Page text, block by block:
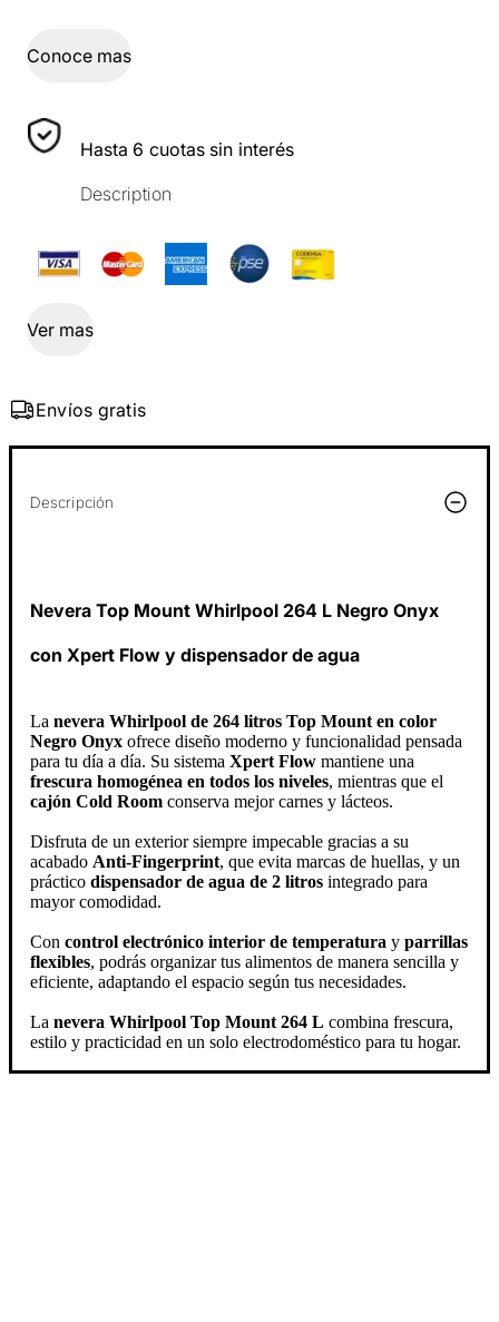
Conoce mas
Hasta 6 cuotas sin interés
Description
Ver mas
Envíos gratis
Descripción
Nevera Top Mount Whirlpool 264 L Negro Onyx
con Xpert Flow y dispensador de agua
La nevera Whirlpool de 264 litros Top Mount en color
Negro Onyx ofrece diseño moderno y funcionalidad pensada
para tu día a día. Su sistema Xpert Flow mantiene una
frescura homogénea en todos los niveles, mientras que el
cajón Cold Room conserva mejor carnes y lácteos.
Disfruta de un exterior siempre impecable gracias a su
acabado Anti-Fingerprint, que evita marcas de huellas, y un
práctico dispensador de agua de 2 litros integrado para
mayor comodidad.
Con control electrónico interior de temperatura y parrillas
flexibles, podrás organizar tus alimentos de manera sencilla y
eficiente, adaptando el espacio según tus necesidades.
La nevera Whirlpool Top Mount 264 L combina frescura,
estilo y practicidad en un solo electrodoméstico para tu hogar.